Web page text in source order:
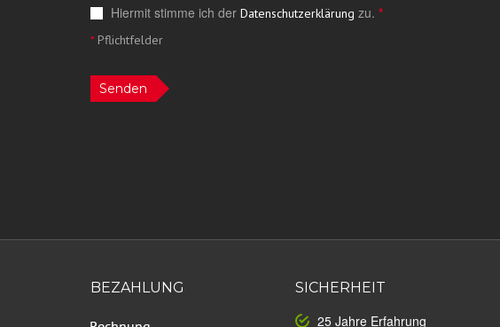
Hiermit stimme ich der Datenschutzerklärung zu. *
*Pflichtfelder
Senden
BEZAHLUNG SICHERHEIT
25 Jahre Erfahrung